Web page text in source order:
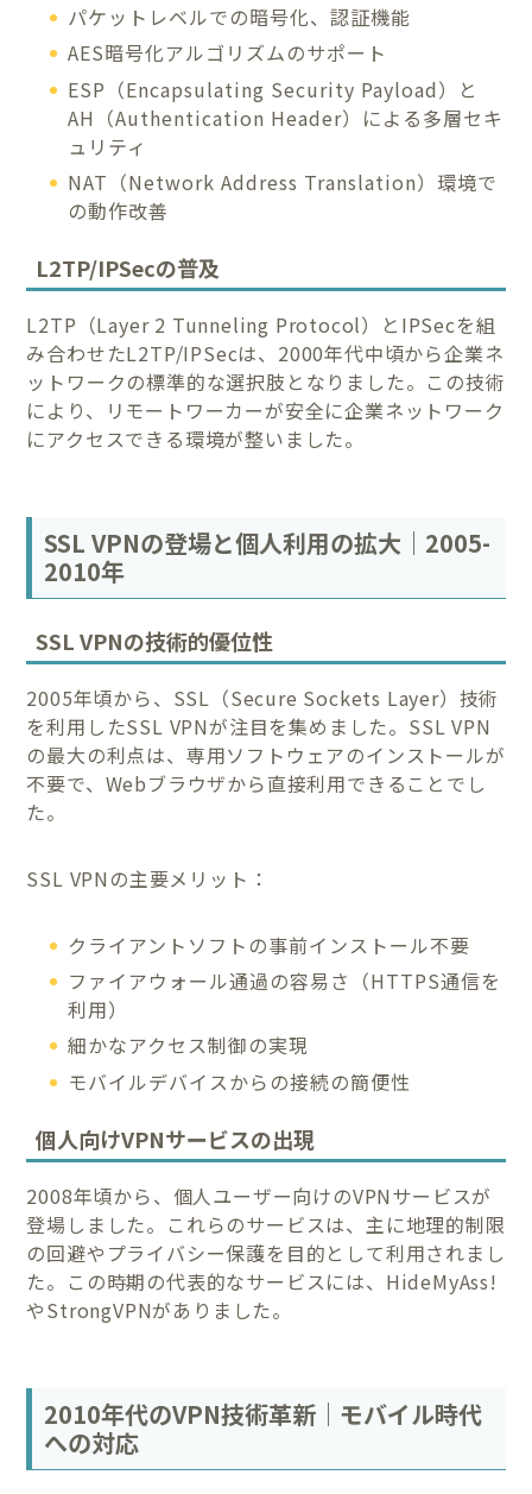
パケットレベルでの暗号化、認証機能
AES暗号化アルゴリズムのサポート
ESP（Encapsulating Security Payload）と
AH（Authentication Header）による多層セキ
ュリティ
NAT（Network Address Translation）環境で
の動作改善
L2TP/IPSecの普及
L2TP（Layer 2 Tunneling Protocol）とIPSecを組
み合わせたL2TP/IPSecは、2000年代中頃から企業ネ
ットワークの標準的な選択肢となりました。この技術
により、リモートワーカーが安全に企業ネットワーク
にアクセスできる環境が整いました。
SSL VPNの登場と個人利用の拡大｜2005-
2010年
SSL VPNの技術的優位性
2005年頃から、SSL（Secure Sockets Layer）技術
を利用したSSL VPNが注目を集めました。SSL VPN
の最大の利点は、専用ソフトウェアのインストールが
不要で、Webブラウザから直接利用できることでし
た。
SSL VPNの主要メリット：
クライアントソフトの事前インストール不要
ファイアウォール通過の容易さ（HTTPS通信を
利用）
細かなアクセス制御の実現
モバイルデバイスからの接続の簡便性
個人向けVPNサービスの出現
2008年頃から、個人ユーザー向けのVPNサービスが
登場しました。これらのサービスは、主に地理的制限
の回避やプライバシー保護を目的として利用されまし
た。この時期の代表的なサービスには、HideMyAss!
やStrongVPNがありました。
2010年代のVPN技術革新｜モバイル時代
への対応